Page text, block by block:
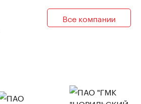
Все компании